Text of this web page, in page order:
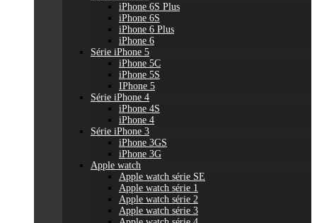
iPhone 6S Plus
iPhone 6S
iPhone 6 Plus
iPhone 6
Série iPhone 5
iPhone 5C
iPhone 5S
IPhone 5
Série iPhone 4
iPhone 4S
iPhone 4
Série iPhone 3
iPhone 3GS
iPhone 3G
Apple watch
Apple watch série SE
Apple watch série 1
Apple watch série 2
Apple watch série 3